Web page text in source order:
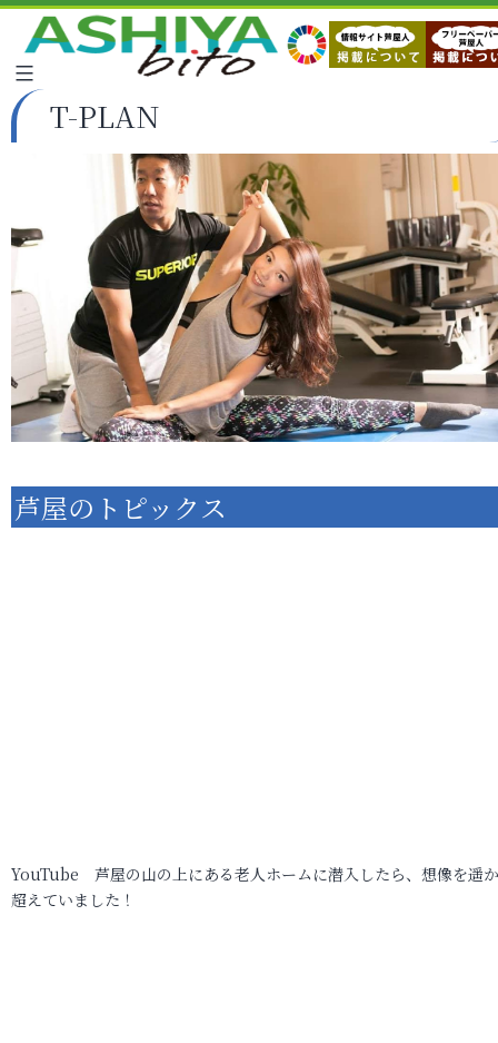
T-PLAN
芦屋のトピックス
YouTube 芦屋の山の上にある老人ホームに潜入したら、想像を遥
超えていました！